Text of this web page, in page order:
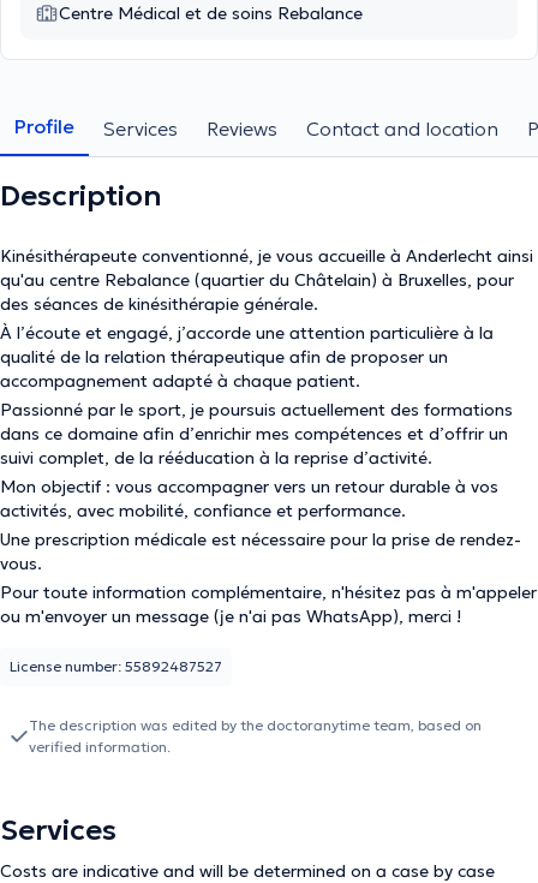
Centre Médical et de soins Rebalance
Profile Services Reviews Contact and location
Description
Kinésithérapeute conventionné, je vous accueille à Anderlecht ainsi
qu'au centre Rebalance (quartier du Châtelain) à Bruxelles, pour
des séances de kinésithérapie générale.
À l’écoute et engagé, j’accorde une attention particulière à la
qualité de la relation thérapeutique afin de proposer un
accompagnement adapté à chaque patient.
Passionné par le sport, je poursuis actuellement des formations
dans ce domaine afin d’enrichir mes compétences et d’offrir un
suivi complet, de la rééducation à la reprise d’activité.
Mon objectif : vous accompagner vers un retour durable à vos
activités, avec mobilité, confiance et performance.
Une prescription médicale est nécessaire pour la prise de rendez-
vous.
Pour toute information complémentaire, n'hésitez pas à m'appeler
ou m'envoyer un message (je n'ai pas WhatsApp), merci !
License number: 55892487527
The description was edited by the doctoranytime team, based on
verified information.
Services
Costs are indicative and will be determined on a case by case